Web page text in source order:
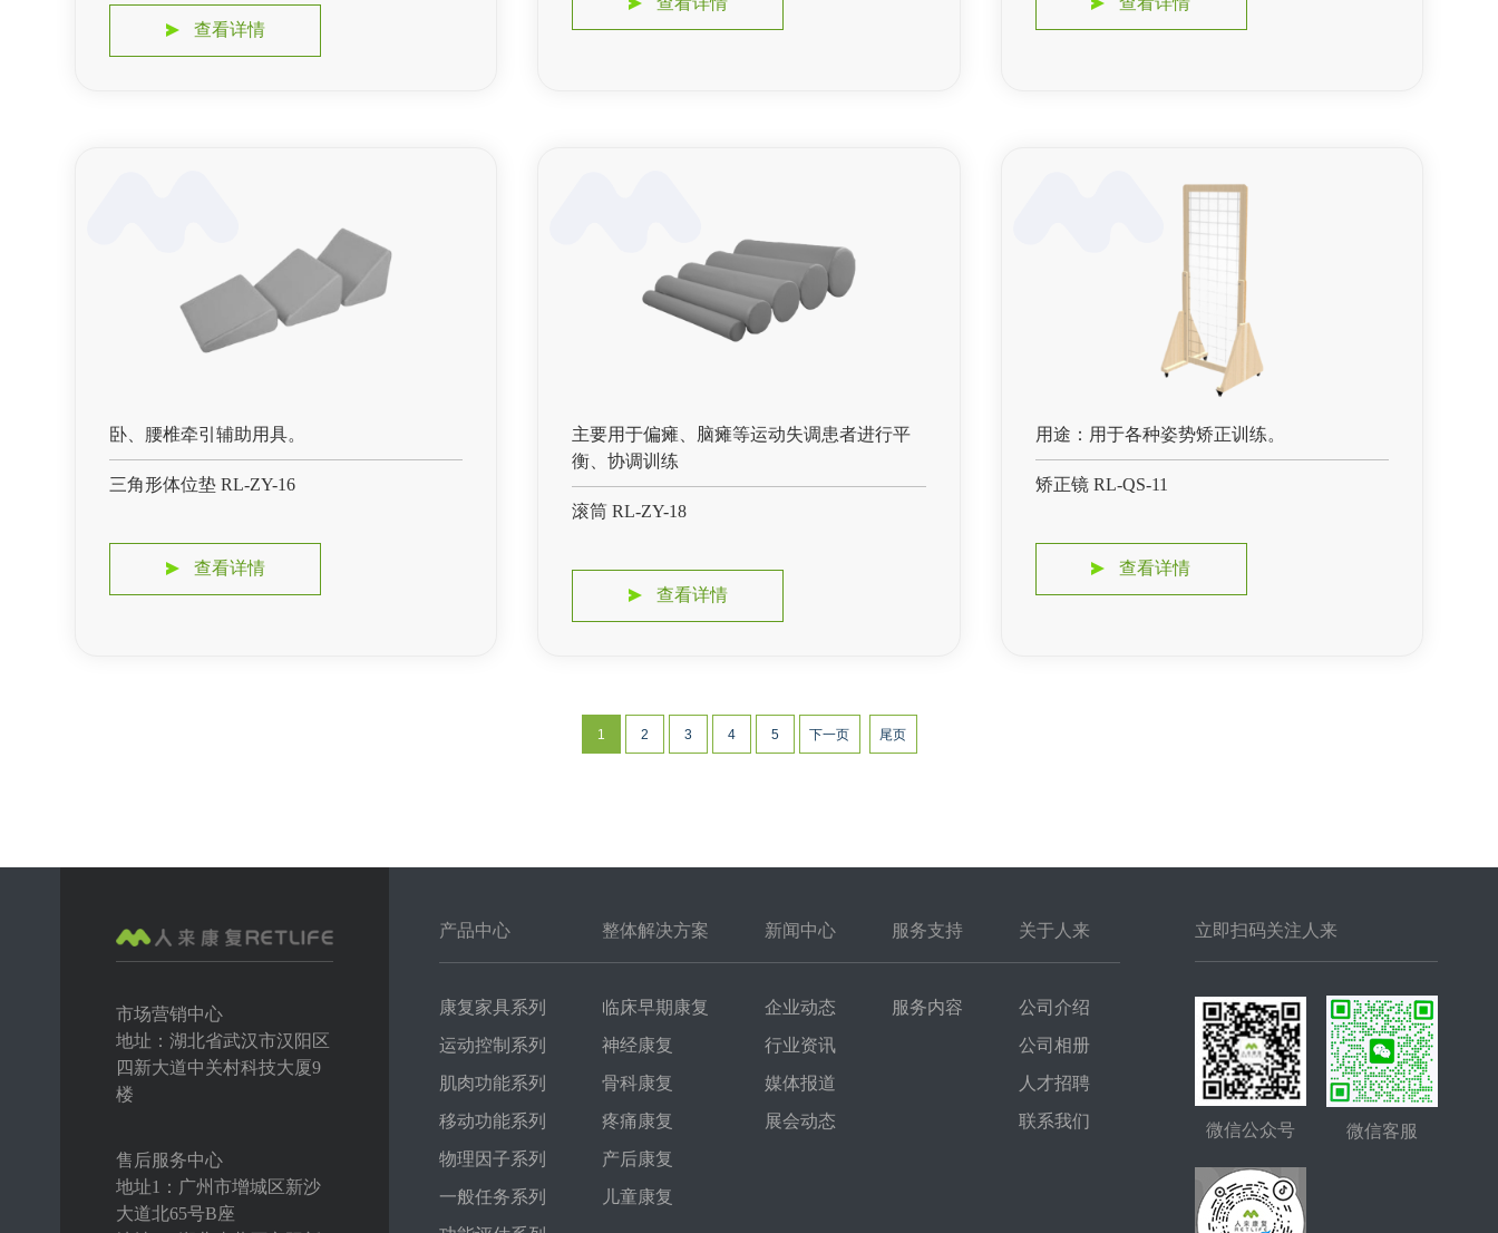
查看详情
卧、腰椎牵引辅助用具。
三角形体位垫 RL-ZY-16
查看详情
主要用于偏瘫、脑瘫等运动失调患者进行平
衡、协调训练
滚筒 RL-ZY-18
查看详情
用途：用于各种姿势矫正训练。
矫正镜 RL-QS-11
查看详情
1 2 3 4 5 下一页 尾页
市场营销中心
地址：湖北省武汉市汉阳区
四新大道中关村科技大厦9
楼
售后服务中心
地址1：广州市增城区新沙
大道北65号B座
产品中心
康复家具系列
运动控制系列
肌肉功能系列
移动功能系列
物理因子系列
一般任务系列
整体解决方案
临床早期康复
神经康复
骨科康复
疼痛康复
产后康复
儿童康复
新闻中心
企业动态
行业资讯
媒体报道
展会动态
服务支持
服务内容
关于人来
公司介绍
公司相册
人才招聘
联系我们
立即扫码关注人来
微信公众号 微信客服